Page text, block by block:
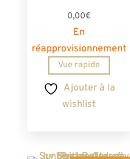
0,00€
En
réapprovisionnement
Vue rapide
Ajouter à la
wishlist